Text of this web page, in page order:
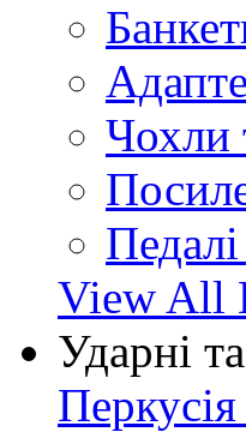
Чохли
View All
Ударні